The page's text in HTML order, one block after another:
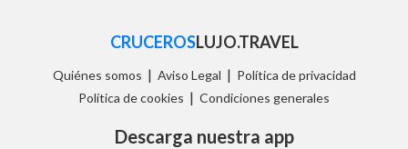
CRUCEROSLUJO.TRAVEL
Quiénes somos | Aviso Legal | Política de privacidad
Política de cookies | Condiciones generales
Descarga nuestra app